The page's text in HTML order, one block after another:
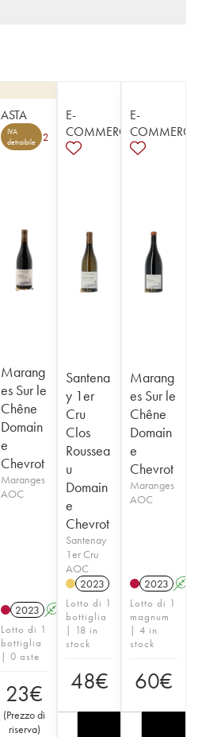
ASTA
IVA
detraibile
2
Marang
es Sur le
Chêne
Domain
e
Chevrot
Maranges
AOC
2023 A
Lotto di 1
bottiglia
| 0 aste
23€
(Prezzo di
riserva)
E-
COMMERCE
Santena
y 1er
Cru
Clos
Roussea
u
Domain
e
Chevrot
Santenay
1er Cru
AOC
2023
Lotto di 1
bottiglia
| 18 in
stock
48€
E-
COMMERCE
Marang
es Sur le
Chêne
Domain
e
Chevrot
Maranges
AOC
2023 A
Lotto di 1
magnum
| 4 in
stock
60€